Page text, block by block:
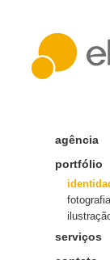
agência
portfólio
fotografia
serviços